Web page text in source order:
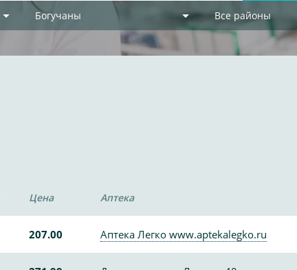
Богучаны Все районы
Цена Аптека
207.00 Аптека Легко www.aptekalegko.ru